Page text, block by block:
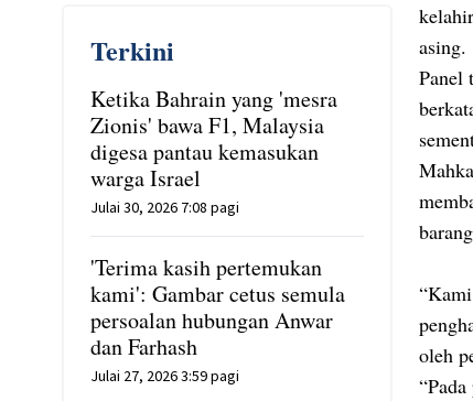
Terkini
Ketika Bahrain yang 'mesra
Zionis' bawa F1, Malaysia
digesa pantau kemasukan
warga Israel
Julai 30, 2026 7:08 pagi
'Terima kasih pertemukan
kami': Gambar cetus semula
persoalan hubungan Anwar
dan Farhash
Julai 27, 2026 3:59 pagi
asing.
Panel
oleh